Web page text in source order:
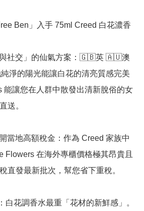
Ben」入手 75ml Creed 白花濃香
與社交」的仙氣方案：🇬🇧英 🇦🇺澳
的陽光能讓白花的清亮質感完美
能讓您在人群中散發出清新脫俗的女
送。
當地高額稅金：作為 Creed 家族中
Flowers 在海外專櫃價格極其昂貴且
直發最新批次，幫您省下重稅。
白花調香水最重「花材的新鮮感」。